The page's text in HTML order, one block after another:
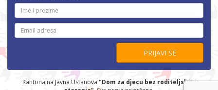
PRIJAVI SE
Kantonalna Javna Ustanova "Dom za djecu bez roditeljskog